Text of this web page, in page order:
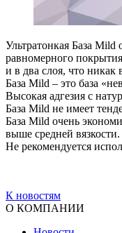
Ультратонкая База Mild
равномерного
и в два слоя, что никак
База Mild – это база
Высокая адгезия с
База Mild не имеет
База Mild очень
выше средней вязкости.
Не рекомендуется
К новостям
О КОМПАНИИ